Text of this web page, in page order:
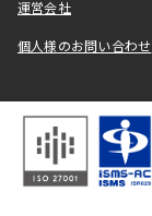
運営会社
個人様のお問い合わせ